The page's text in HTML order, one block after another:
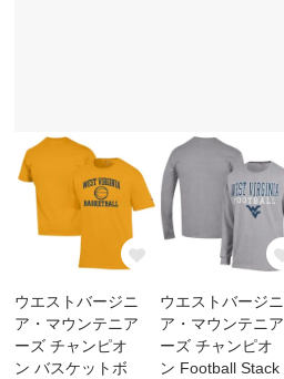
ウエストバージニ
ア・マウンテニア
ーズ チャンピオ
ン バスケットボ
ウエストバージニ
ア・マウンテニア
ーズ チャンピオ
ン Football Stack